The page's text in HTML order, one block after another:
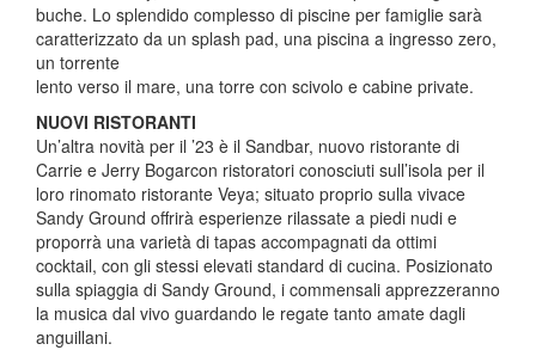
buche. Lo splendido complesso di piscine per famiglie sarà
caratterizzato da un splash pad, una piscina a ingresso zero,
un torrente
lento verso il mare, una torre con scivolo e cabine private.
NUOVI RISTORANTI
Un’altra novità per il ’23 è il Sandbar, nuovo ristorante di
Carrie e Jerry Bogarcon ristoratori conosciuti sull’isola per il
loro rinomato ristorante Veya; situato proprio sulla vivace
Sandy Ground offrirà esperienze rilassate a piedi nudi e
proporrà una varietà di tapas accompagnati da ottimi
cocktail, con gli stessi elevati standard di cucina. Posizionato
sulla spiaggia di Sandy Ground, i commensali apprezzeranno
la musica dal vivo guardando le regate tanto amate dagli
anguillani.